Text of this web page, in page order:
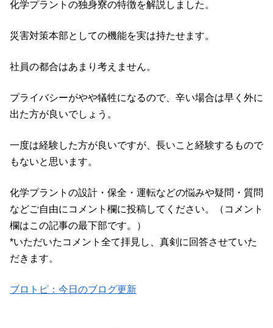
化学プラントの独身寮の特徴を解説しました。
災害対策本部としての機能を実は持たせます。
社員の都合はあまり考えません。
プライバシーがやや犠牲になるので、辛い場合は早く外に
出た方が良いでしょう。
一度は経験した方が良いですが、長いこと経験するもので
もないと思います。
化学プラントの設計・保全・運転などの悩みや疑問・質問
などご自由にコメント欄に投稿してください。（コメント
欄はこの記事の最下部です。）
*いただいたコメント全て拝見し、真剣に回答させていた
だきます。
ブロトピ：今日のブログ更新